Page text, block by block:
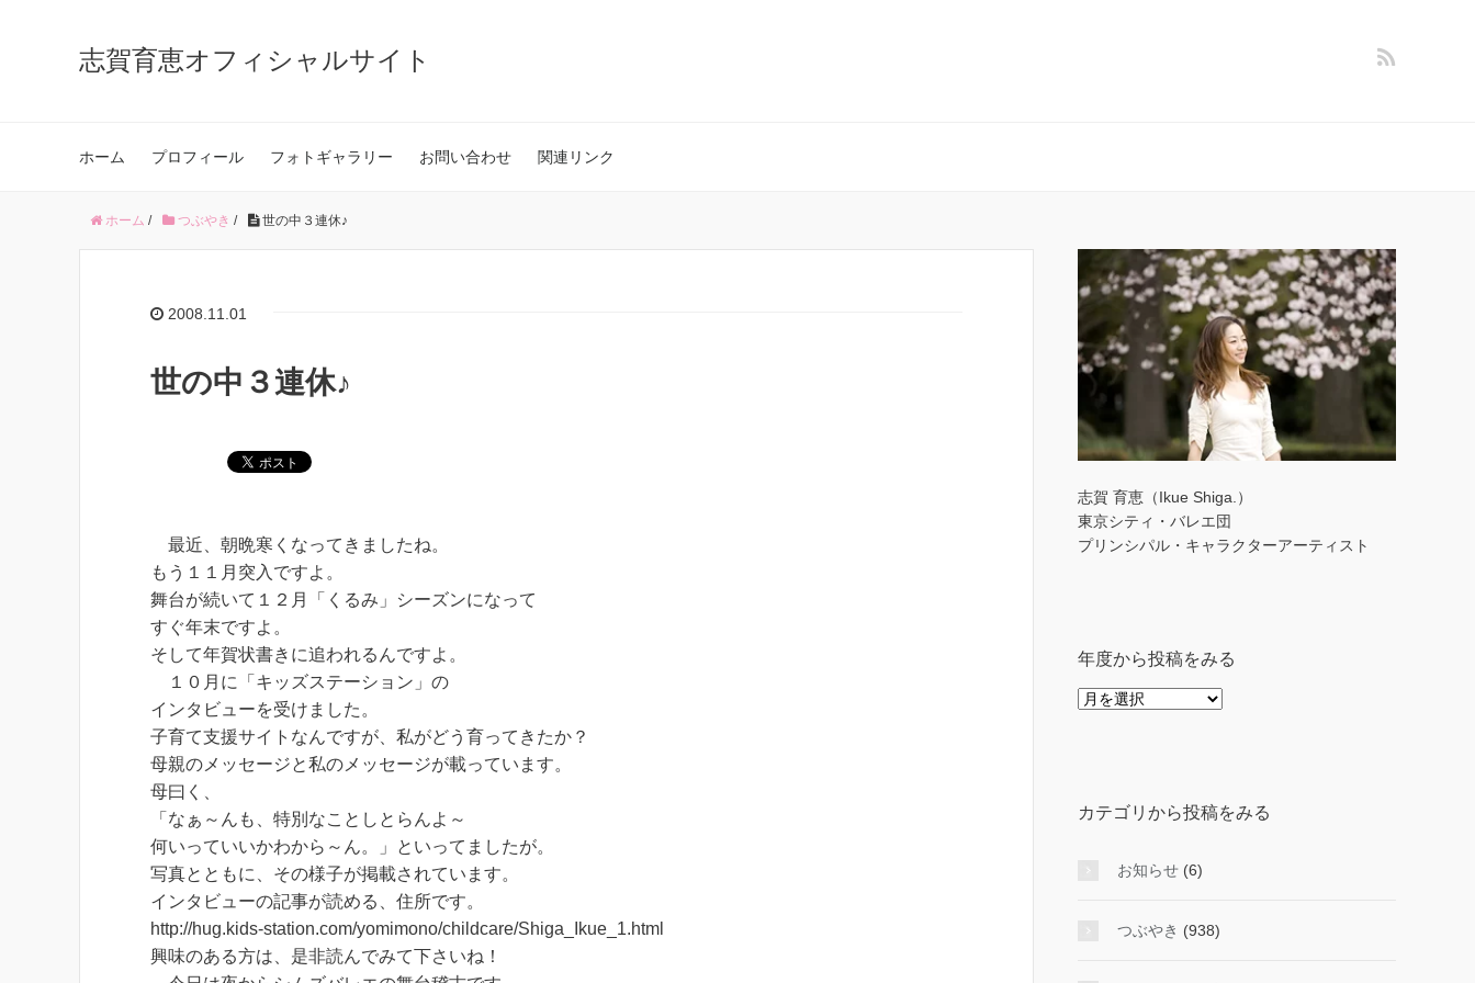
志賀育恵オフィシャルサイト
ホーム プロフィール フォトギャラリー お問い合わせ 関連リンク
ホーム / つぶやき / 世の中３連休♪
2008.11.01
世の中３連休♪
最近、朝晩寒くなってきましたね。
もう１１月突入ですよ。
舞台が続いて１２月「くるみ」シーズンになって
すぐ年末ですよ。
そして年賀状書きに追われるんですよ。
１０月に「キッズステーション」の
インタビューを受けました。
子育て支援サイトなんですが、私がどう育ってきたか？
母親のメッセージと私のメッセージが載っています。
母曰く、
「なぁ～んも、特別なことしとらんよ～
何いっていいかわから～ん。」といってましたが。
写真とともに、その様子が掲載されています。
インタビューの記事が読める、住所です。
http://hug.kids-station.com/yomimono/childcare/Shiga_Ikue_1.html
興味のある方は、是非読んでみて下さいね！
志賀 育恵（Ikue Shiga.）
東京シティ・バレエ団
プリンシパル・キャラクターアーティスト
年度から投稿をみる
年
稿
み
カテゴリから投稿をみる
お知らせ (6)
つぶやき (938)